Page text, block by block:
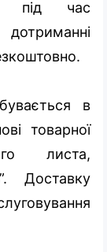
під час
в
товарної
листа,
Доставку